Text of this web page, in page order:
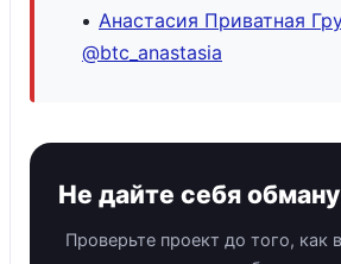
Анастасия Приватная
@btc_anastasia
Не дайте себя
Проверьте проект до того, как